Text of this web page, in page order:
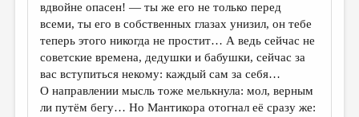
вдвойне опасен! — ты же его не только перед
всеми, ты его в собственных глазах унизил, он тебе
теперь этого никогда не простит… А ведь сейчас не
советские времена, дедушки и бабушки, сейчас за
вас вступиться некому: каждый сам за себя…
О направлении мысль тоже мелькнула: мол, верным
ли путём бегу… Но Мантикора отогнал её сразу же: